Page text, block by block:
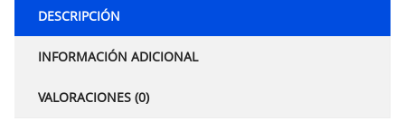
DESCRIPCIÓN
INFORMACIÓN ADICIONAL
VALORACIONES (0)